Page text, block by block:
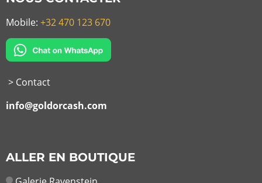
Mobile: +32 470 123 670
> Contact
info@goldorcash.com
ALLER EN BOUTIQUE